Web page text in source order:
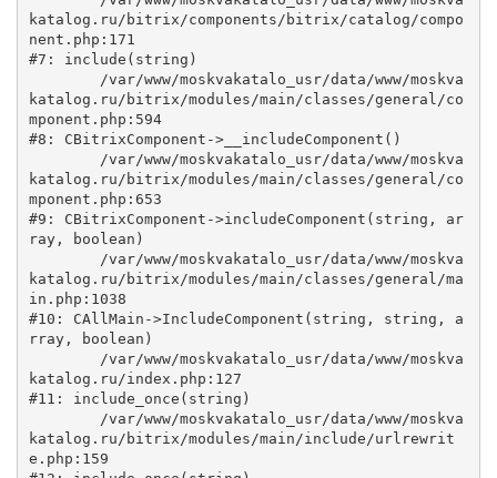
katalog.ru/bitrix/components/bitrix/catalog/compo
nent.php:171
#7: include(string)
katalog.ru/bitrix/modules/main/classes/general/co
mponent.php:594
#8: CBitrixComponent->__includeComponent()
katalog.ru/bitrix/modules/main/classes/general/co
mponent.php:653
#9: CBitrixComponent->includeComponent(string, ar
ray, boolean)
katalog.ru/bitrix/modules/main/classes/general/ma
in.php:1038
#10: CAllMain->IncludeComponent(string, string, a
rray, boolean)
katalog.ru/index.php:127
#11: include_once(string)
katalog.ru/bitrix/modules/main/include/urlrewrit
e.php:159